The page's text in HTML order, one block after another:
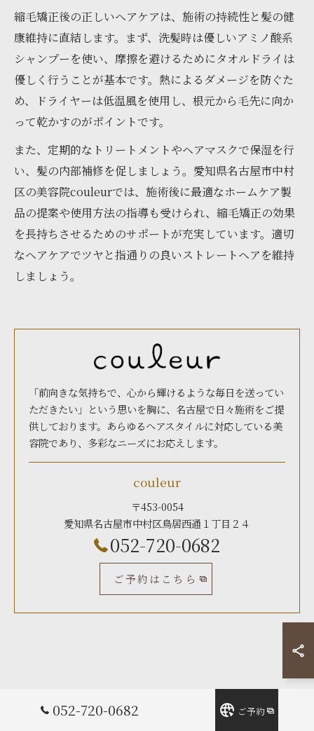
縮毛矯正後の正しいヘアケアは、施術の持続性と髪の健
康維持に直結します。まず、洗髪時は優しいアミノ酸系
シャンプーを使い、摩擦を避けるためにタオルドライは
優しく行うことが基本です。熱によるダメージを防ぐた
め、ドライヤーは低温風を使用し、根元から毛先に向か
って乾かすのがポイントです。
また、定期的なトリートメントやヘアマスクで保湿を行
い、髪の内部補修を促しましょう。愛知県名古屋市中村
区の美容院couleurでは、施術後に最適なホームケア製
品の提案や使用方法の指導も受けられ、縮毛矯正の効果
を長持ちさせるためのサポートが充実しています。適切
なヘアケアでツヤと指通りの良いストレートヘアを維持
しましょう。
「前向きな気持ちで、心から輝けるような毎日を送ってい
ただきたい」という思いを胸に、名古屋で日々施術をご提
供しております。あらゆるヘアスタイルに対応している美
容院であり、多彩なニーズにお応えします。
couleur
〒453-0054
愛知県名古屋市中村区鳥居西通１丁目２４
052-720-0682
ご予約はこちら
< 前のページ 一覧に戻る 次のページ >
052-720-0682 ご予約